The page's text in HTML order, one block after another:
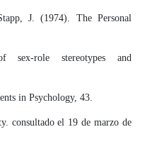
J. (1974). The Personal
sex-role stereotypes and
in Psychology, 43.
consultado el 19 de marzo de